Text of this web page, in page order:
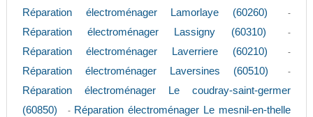
Réparation électroménager Lamorlaye (60260) -
Réparation électroménager Lassigny (60310) -
Réparation électroménager Laverriere (60210) -
Réparation électroménager Laversines (60510) -
Réparation électroménager Le coudray-saint-germer
(60850)
- Réparation électroménager Le mesnil-en-thelle